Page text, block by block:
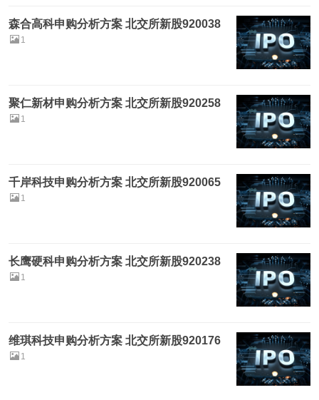
森合高科申购分析方案 北交所新股920038
1
聚仁新材申购分析方案 北交所新股920258
1
千岸科技申购分析方案 北交所新股920065
1
长鹰硬科申购分析方案 北交所新股920238
1
维琪科技申购分析方案 北交所新股920176
1